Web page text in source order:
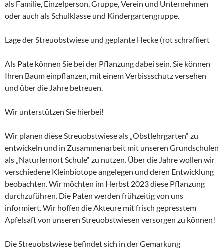
als Familie, Einzelperson, Gruppe, Verein und Unternehmen
oder auch als Schulklasse und Kindergartengruppe.
Lage der Streuobstwiese und geplante Hecke (rot schraffiert
Als Pate können Sie bei der Pflanzung dabei sein. Sie können
Ihren Baum einpflanzen, mit einem Verbissschutz versehen
und über die Jahre betreuen.
Wir unterstützen Sie hierbei!
Wir planen diese Streuobstwiese als „Obstlehrgarten“ zu
entwickeln und in Zusammenarbeit mit unseren Grundschulen
als „Naturlernort Schule“ zu nutzen. Über die Jahre wollen wir
verschiedene Kleinbiotope angelegen und deren Entwicklung
beobachten. Wir möchten im Herbst 2023 diese Pflanzung
durchzuführen. Die Paten werden frühzeitig von uns
informiert. Wir hoffen die Akteure mit frisch gepresstem
Apfelsaft von unseren Streuobstwiesen versorgen zu können!
Die Streuobstwiese befindet sich in der Gemarkung